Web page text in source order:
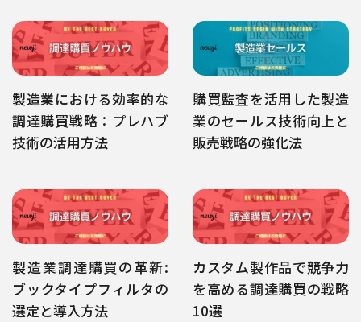
製造業における効率的な
調達購買戦略：プレハブ
技術の活用方法
購買監査を活用した製造
業のセールス技術向上と
販売戦略の強化法
製造業調達購買の革新:
ブックタイプフィルタの
選定と導入方法
カスタム製作品で競争力
を高める調達購買の戦略
10選